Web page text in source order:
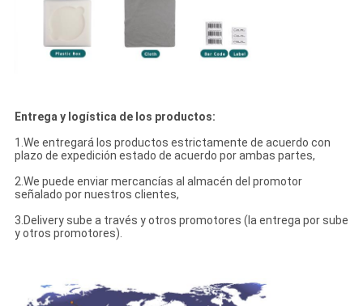
Entrega y logística de los productos:
1.We entregará los productos estrictamente de acuerdo con
plazo de expedición estado de acuerdo por ambas partes,
2.We puede enviar mercancías al almacén del promotor
señalado por nuestros clientes,
3.Delivery sube a través y otros promotores (la entrega por sube
y otros promotores).